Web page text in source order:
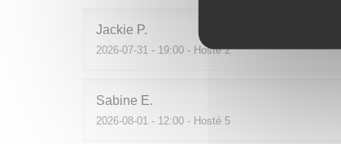
Jackie P
2026-07-31 - 19:00 - Hosté 2
Sabine E
2026-08-01 - 12:00 - Hosté 5